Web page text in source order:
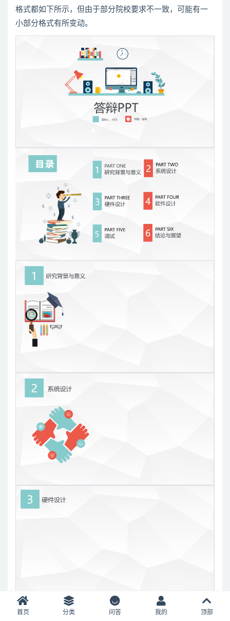
格式都如下所示，但由于部分院校要求不一致，可能有一
小部分格式有所变动。
首页 分类 问答 我的 顶部